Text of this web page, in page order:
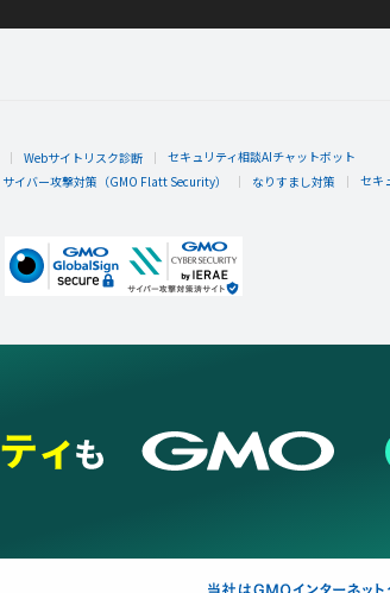
Webサイトリスク診断
セキュリティ相談AIチャットボット
サイバー攻撃対策（GMO Flatt Security） なりすまし対策 セキ